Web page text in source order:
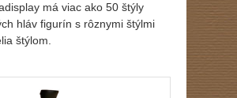
má viac ako 50 štýly
hláv figurín s rôznymi štýlmi
štýlom.